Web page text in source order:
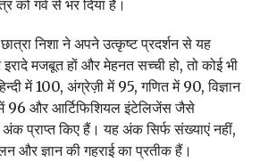
को गर्व से भर दिया है।
निशा ने अपने उत्कृष्ट प्रदर्शन से यह
मजबूत हों और मेहनत सच्ची हो, तो कोई भी
में 100, अंग्रेज़ी में 95, गणित में 90, विज्ञान
में 96 और आर्टिफिशियल इंटेलिजेंस जैसे
प्राप्त किए हैं। यह अंक सिर्फ संख्याएं नहीं,
और ज्ञान की गहराई का प्रतीक हैं।